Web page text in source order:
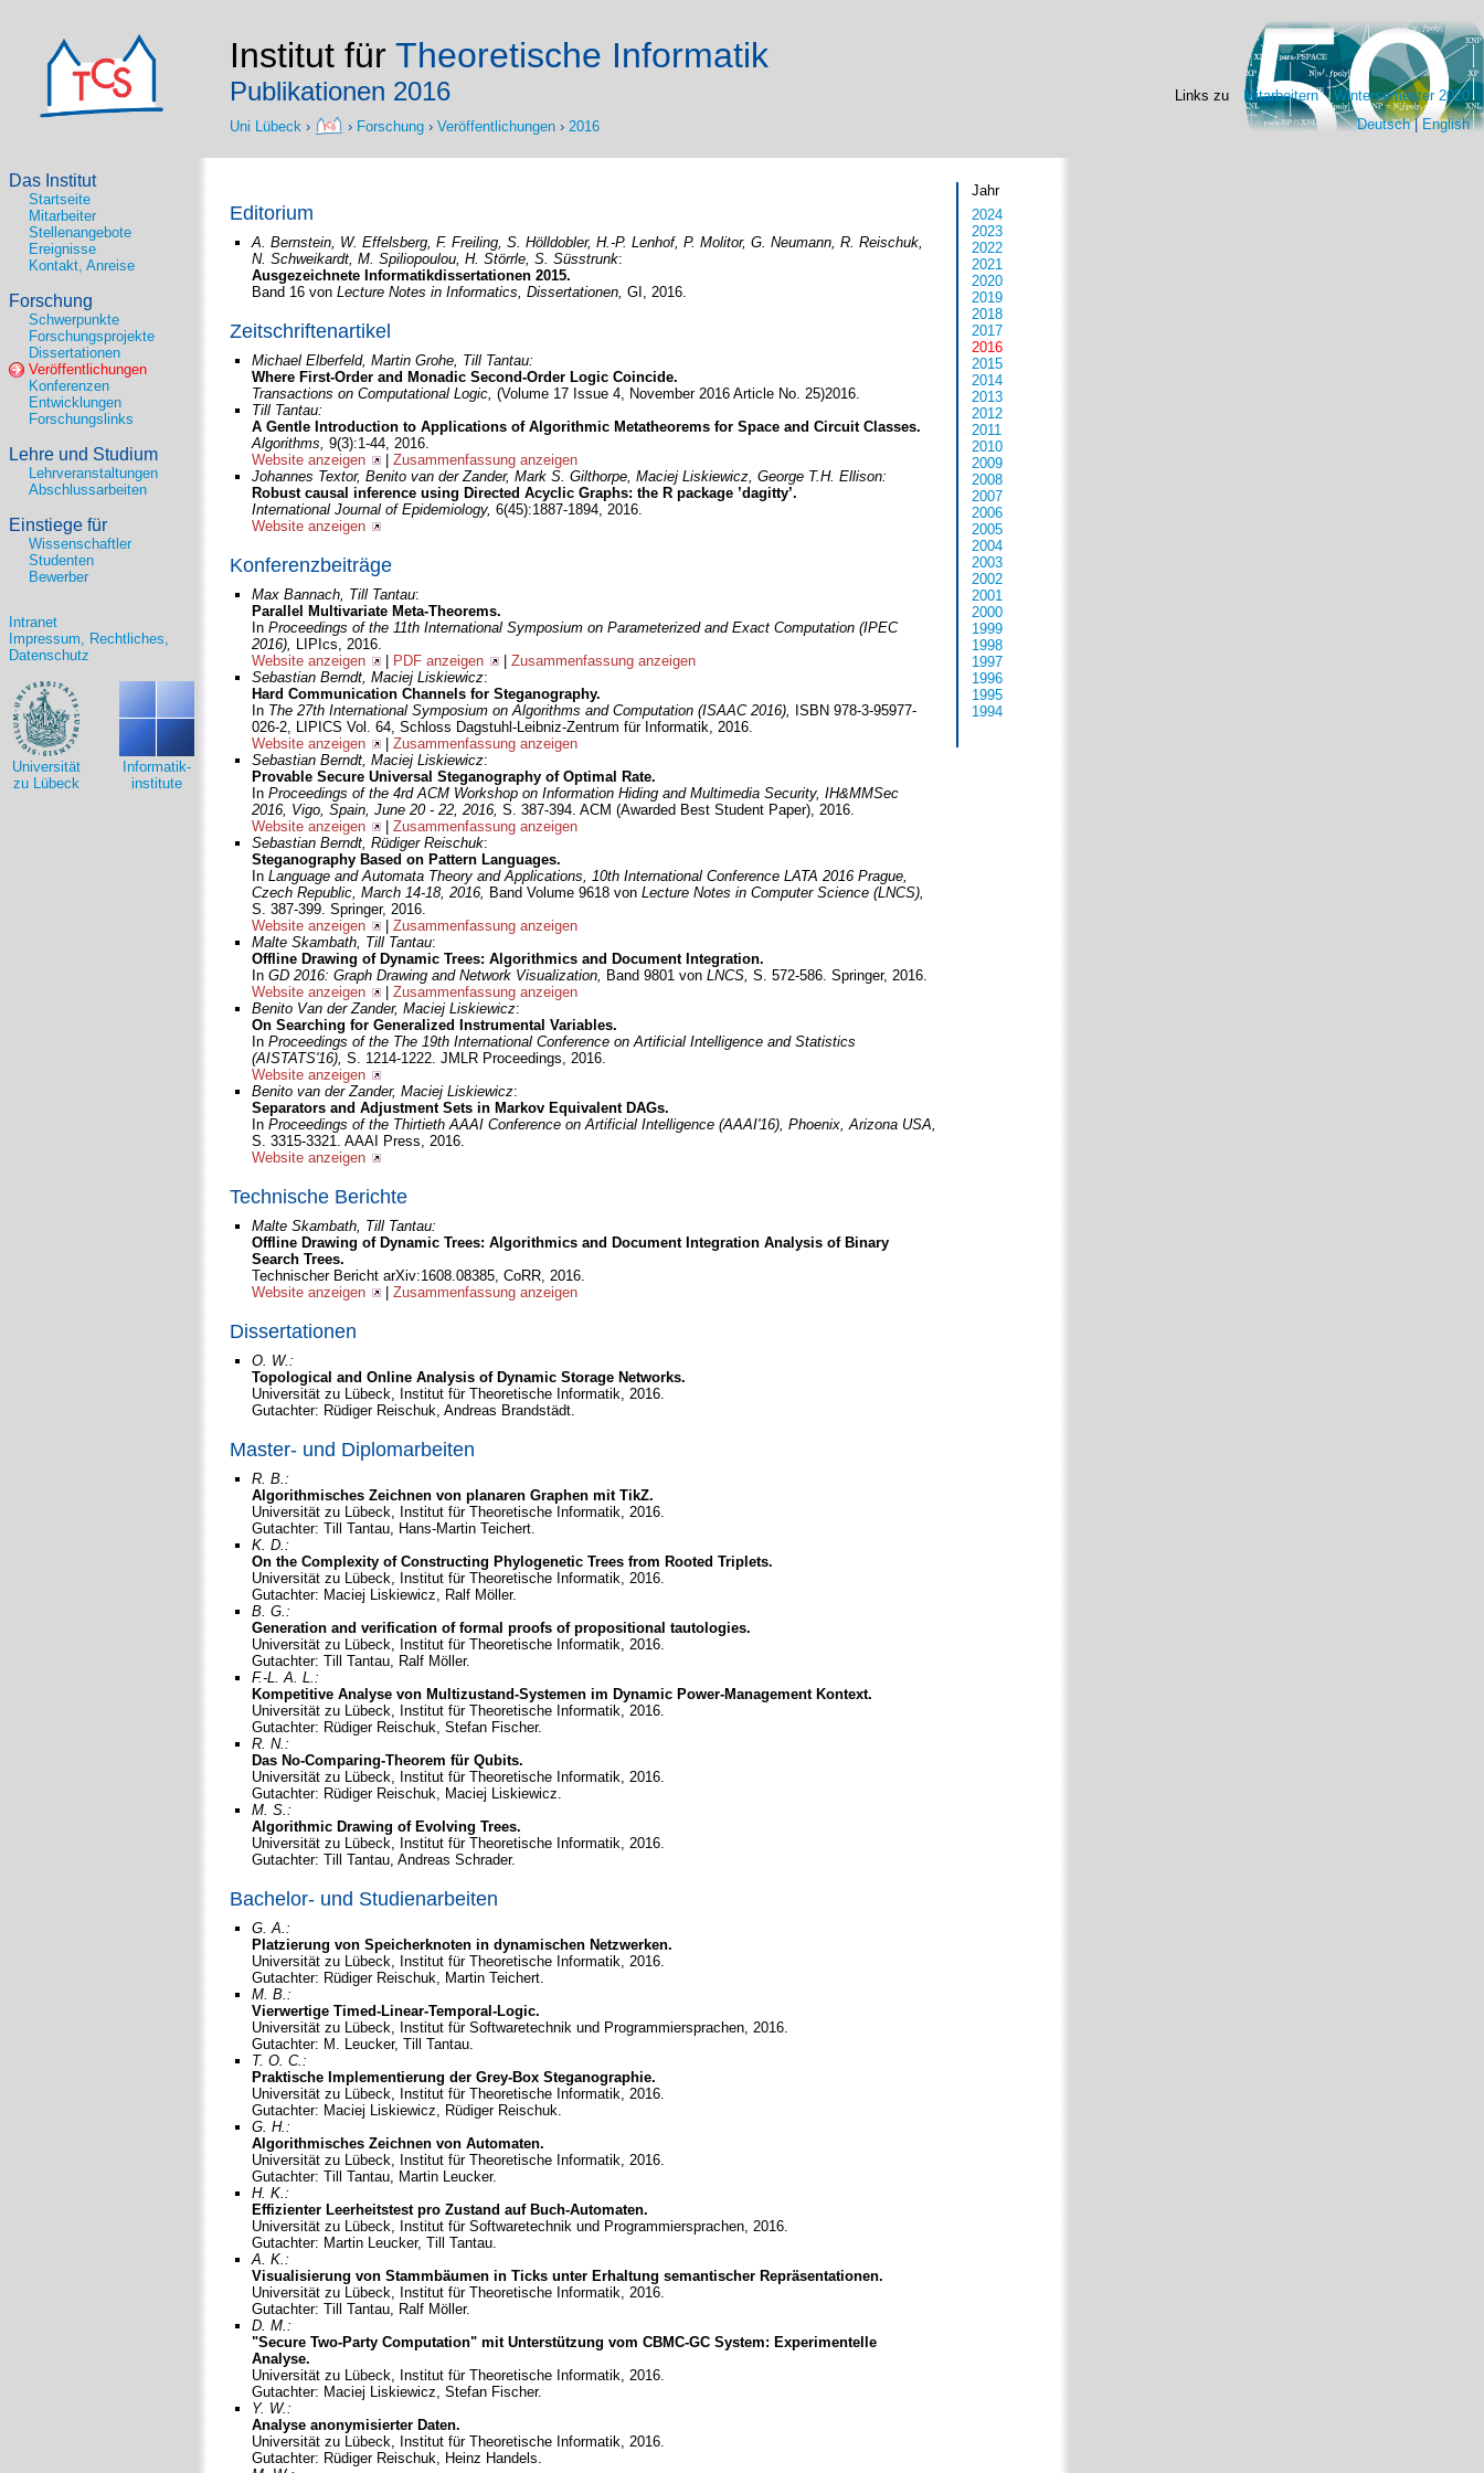
Links zu Mitarbeitern Wintersemester 2020
Institut für Theoretische Informatik
Publikationen 2016
Deutsch| English
Uni Lübeck › › Forschung › Veröffentlichungen › 2016
Das Institut
Startseite
Mitarbeiter
Stellenangebote
Ereignisse
Kontakt, Anreise
Forschung
Schwerpunkte
Forschungsprojekte
Dissertationen
Veröffentlichungen
Konferenzen
Entwicklungen
Forschungslinks
Lehre und Studium
Lehrveranstaltungen
Abschlussarbeiten
Einstiege für
Wissenschaftler
Studenten
Bewerber
Intranet
Impressum, Rechtliches,
Datenschutz
Universität
zu Lübeck
Informatik-
institute
Jahr
2024
2023
2022
2021
2020
2019
2018
2017
2016
2015
2014
2013
2012
2011
2010
2009
2008
2007
2006
2005
2004
2003
2002
2001
2000
1999
1998
1997
1996
1995
1994
Editorium
A. Bernstein, W. Effelsberg, F. Freiling, S. Hölldobler, H.-P. Lenhof, P. Molitor, G. Neumann, R. Reischuk,
N. Schweikardt, M. Spiliopoulou, H. Störrle, S. Süsstrunk:
Ausgezeichnete Informatikdissertationen 2015.
Band 16 von Lecture Notes in Informatics, Dissertationen, GI, 2016.
Zeitschriftenartikel
Michael Elberfeld, Martin Grohe, Till Tantau:
Where First-Order and Monadic Second-Order Logic Coincide.
Transactions on Computational Logic, (Volume 17 Issue 4, November 2016 Article No. 25)2016.
Till Tantau:
A Gentle Introduction to Applications of Algorithmic Metatheorems for Space and Circuit Classes.
Algorithms, 9(3):1-44, 2016.
Website anzeigen
| Zusammenfassung anzeigen
Johannes Textor, Benito van der Zander, Mark S. Gilthorpe, Maciej Liskiewicz, George T.H. Ellison:
Robust causal inference using Directed Acyclic Graphs: the R package ’dagitty’.
International Journal of Epidemiology, 6(45):1887-1894, 2016.
Website anzeigen
Konferenzbeiträge
Max Bannach, Till Tantau:
Parallel Multivariate Meta-Theorems.
In Proceedings of the 11th International Symposium on Parameterized and Exact Computation (IPEC
2016), LIPIcs, 2016.
Website anzeigen
| PDF anzeigen | Zusammenfassung anzeigen
Sebastian Berndt, Maciej Liskiewicz:
Hard Communication Channels for Steganography.
In The 27th International Symposium on Algorithms and Computation (ISAAC 2016),
ISBN 978-3-95977-
026-2, LIPICS Vol. 64, Schloss Dagstuhl-Leibniz-Zentrum für Informatik, 2016.
Website anzeigen
| Zusammenfassung anzeigen
Sebastian Berndt, Maciej Liskiewicz:
Provable Secure Universal Steganography of Optimal Rate.
In Proceedings of the 4rd ACM Workshop on Information Hiding and Multimedia Security, IH&MMSec
2016, Vigo, Spain, June 20 - 22, 2016, S. 387-394. ACM (Awarded Best Student Paper), 2016.
Website anzeigen
| Zusammenfassung anzeigen
Sebastian Berndt, Rüdiger Reischuk:
Steganography Based on Pattern Languages.
In Language and Automata Theory and Applications, 10th International Conference LATA 2016 Prague,
Czech Republic, March 14-18, 2016, Band Volume 9618 von Lecture Notes in Computer Science (LNCS),
S. 387-399. Springer, 2016.
Website anzeigen
| Zusammenfassung anzeigen
Malte Skambath, Till Tantau:
Offline Drawing of Dynamic Trees: Algorithmics and Document Integration.
In GD 2016: Graph Drawing and Network Visualization, Band 9801 von LNCS, S. 572-586. Springer, 2016.
Website anzeigen
| Zusammenfassung anzeigen
Benito Van der Zander, Maciej Liskiewicz:
On Searching for Generalized Instrumental Variables.
In Proceedings of the The 19th International Conference on Artificial Intelligence and Statistics
(AISTATS'16), S. 1214-1222. JMLR Proceedings, 2016.
Website anzeigen
Benito van der Zander, Maciej Liskiewicz:
Separators and Adjustment Sets in Markov Equivalent DAGs.
In Proceedings of the Thirtieth AAAI Conference on Artificial Intelligence (AAAI'16), Phoenix, Arizona USA,
S. 3315-3321. AAAI Press, 2016.
Website anzeigen
Technische Berichte
Malte Skambath, Till Tantau:
Offline Drawing of Dynamic Trees: Algorithmics and Document Integration Analysis of Binary
Search Trees.
Technischer Bericht arXiv:1608.08385, CoRR, 2016.
Website anzeigen
| Zusammenfassung anzeigen
Dissertationen
O. W.:
Topological and Online Analysis of Dynamic Storage Networks.
Universität zu Lübeck, Institut für Theoretische Informatik, 2016.
Gutachter: Rüdiger Reischuk, Andreas Brandstädt.
Master- und Diplomarbeiten
R. B.:
Algorithmisches Zeichnen von planaren Graphen mit TikZ.
Universität zu Lübeck, Institut für Theoretische Informatik, 2016.
Gutachter: Till Tantau, Hans-Martin Teichert.
K. D.:
On the Complexity of Constructing Phylogenetic Trees from Rooted Triplets.
Universität zu Lübeck, Institut für Theoretische Informatik, 2016.
Gutachter: Maciej Liskiewicz, Ralf Möller.
B. G.:
Generation and verification of formal proofs of propositional tautologies.
Universität zu Lübeck, Institut für Theoretische Informatik, 2016.
Gutachter: Till Tantau, Ralf Möller.
F.-L. A. L.:
Kompetitive Analyse von Multizustand-Systemen im Dynamic Power-Management Kontext.
Universität zu Lübeck, Institut für Theoretische Informatik, 2016.
Gutachter: Rüdiger Reischuk, Stefan Fischer.
R. N.:
Das No-Comparing-Theorem für Qubits.
Universität zu Lübeck, Institut für Theoretische Informatik, 2016.
Gutachter: Rüdiger Reischuk, Maciej Liskiewicz.
M. S.:
Algorithmic Drawing of Evolving Trees.
Universität zu Lübeck, Institut für Theoretische Informatik, 2016.
Gutachter: Till Tantau, Andreas Schrader.
Bachelor- und Studienarbeiten
G. A.:
Platzierung von Speicherknoten in dynamischen Netzwerken.
Universität zu Lübeck, Institut für Theoretische Informatik, 2016.
Gutachter: Rüdiger Reischuk, Martin Teichert.
M. B.:
Vierwertige Timed-Linear-Temporal-Logic.
Universität zu Lübeck, Institut für Softwaretechnik und Programmiersprachen, 2016.
Gutachter: M. Leucker, Till Tantau.
T. O. C.:
Praktische Implementierung der Grey-Box Steganographie.
Universität zu Lübeck, Institut für Theoretische Informatik, 2016.
Gutachter: Maciej Liskiewicz, Rüdiger Reischuk.
G. H.:
Algorithmisches Zeichnen von Automaten.
Universität zu Lübeck, Institut für Theoretische Informatik, 2016.
Gutachter: Till Tantau, Martin Leucker.
H. K.:
Effizienter Leerheitstest pro Zustand auf Buch-Automaten.
Universität zu Lübeck, Institut für Softwaretechnik und Programmiersprachen, 2016.
Gutachter: Martin Leucker, Till Tantau.
A. K.:
Visualisierung von Stammbäumen in Ticks unter Erhaltung semantischer Repräsentationen.
Universität zu Lübeck, Institut für Theoretische Informatik, 2016.
Gutachter: Till Tantau, Ralf Möller.
D. M.:
"Secure Two-Party Computation" mit Unterstützung vom CBMC-GC System: Experimentelle
Analyse.
Universität zu Lübeck, Institut für Theoretische Informatik, 2016.
Gutachter: Maciej Liskiewicz, Stefan Fischer.
Y. W.:
Analyse anonymisierter Daten.
Universität zu Lübeck, Institut für Theoretische Informatik, 2016.
Gutachter: Rüdiger Reischuk, Heinz Handels.